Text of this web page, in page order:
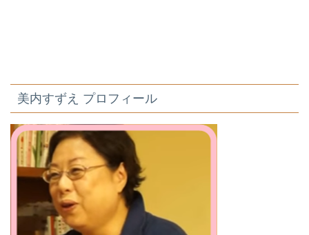
美内すずえ プロフィール